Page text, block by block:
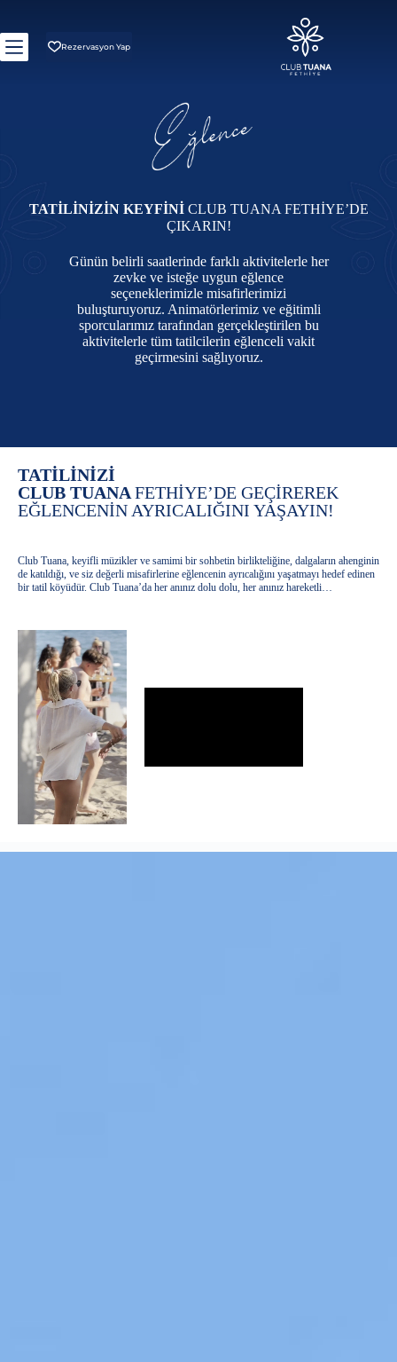
Rezervasyon Yap
TATİLİNİZİN KEYFİNİCLUB TUANA FETHİYE’DE
ÇIKARIN!
Günün belirli saatlerinde farklı aktivitelerle her
zevke ve isteğe uygun eğlence
seçeneklerimizle misafirlerimizi
buluşturuyoruz. Animatörlerimiz ve eğitimli
sporcularımız tarafından gerçekleştirilen bu
aktivitelerle tüm tatilcilerin eğlenceli vakit
geçirmesini sağlıyoruz.
TATİLİNİZİ
CLUB TUANAFETHİYE’DE GEÇİREREK
EĞLENCENİN AYRICALIĞINI YAŞAYIN!
Club Tuana, keyifli müzikler ve samimi bir sohbetin birlikteliğine, dalgaların ahenginin
de katıldığı, ve siz değerli misafirlerine eğlencenin ayrıcalığını yaşatmayı hedef edinen
bir tatil köyüdür. Club Tuana’da her anınız dolu dolu, her anınız hareketli…